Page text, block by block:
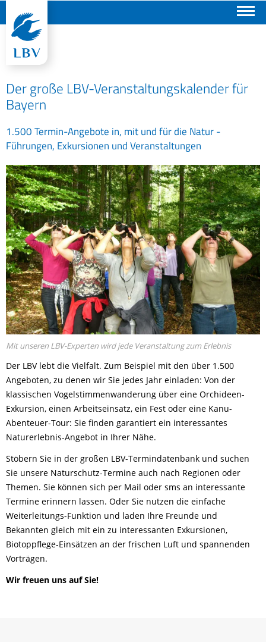
Der große LBV-Veranstaltungskalender für
Bayern
1.500 Termin-Angebote in, mit und für die Natur -
Führungen, Exkursionen und Veranstaltungen
Mit unseren LBV-Experten wird jede Veranstaltung zum Erlebnis
Der LBV lebt die Vielfalt. Zum Beispiel mit den über 1.500
Angeboten, zu denen wir Sie jedes Jahr einladen: Von der
klassischen Vogelstimmenwanderung über eine Orchideen-
Exkursion, einen Arbeitseinsatz, ein Fest oder eine Kanu-
Abenteuer-Tour: Sie finden garantiert ein interessantes
Naturerlebnis-Angebot in Ihrer Nähe.
Stöbern Sie in der großen LBV-Termindatenbank und suchen
Sie unsere Naturschutz-Termine auch nach Regionen oder
Themen. Sie können sich per Mail oder sms an interessante
Termine erinnern lassen. Oder Sie nutzen die einfache
Weiterleitungs-Funktion und laden Ihre Freunde und
Bekannten gleich mit ein zu interessanten Exkursionen,
Biotoppflege-Einsätzen an der frischen Luft und spannenden
Vorträgen.
Wir freuen uns auf Sie!